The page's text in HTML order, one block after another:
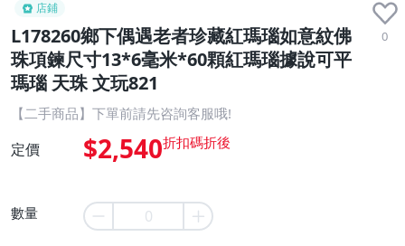
店鋪
L178260鄉下偶遇老者珍藏紅瑪瑙如意紋佛
珠項鍊尺寸13*6毫米*60顆紅瑪瑙據說可平
瑪瑙 天珠 文玩821
0
【二手商品】下單前請先咨詢客服哦!
定價 $2,540
數量